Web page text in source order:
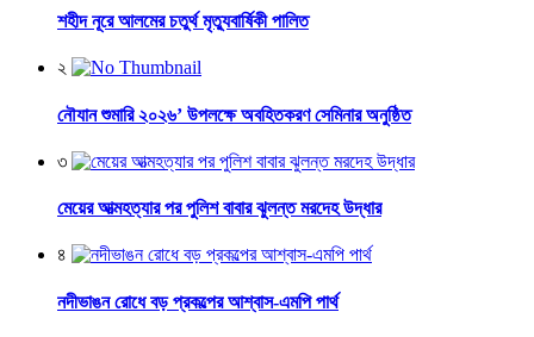
শহীদ নূরে আলমের চতুর্থ মৃত্যুবার্ষিকী পালিত
২
নৌযান শুমারি ২০২৬’ উপলক্ষে অবহিতকরণ সেমিনার অনুষ্ঠিত
৩
মেয়ের আত্মহত্যার পর পুলিশ বাবার ঝুলন্ত মরদেহ উদ্ধার
৪
নদীভাঙন রোধে বড় প্রকল্পের আশ্বাস-এমপি পার্থ